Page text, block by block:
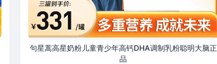
句星蒿高星奶粉儿童青少年高钙DHA调制乳粉聪明大脑正
品